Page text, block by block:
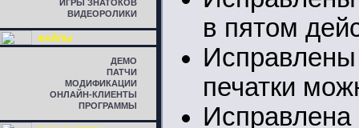
ИГРЫ ЗНАТОКОВ
ВИДЕОРОЛИКИ
ФАЙЛЫ
ДЕМО
ПАТЧИ
МОДИФИКАЦИИ
ОНЛАЙН-КЛИЕНТЫ
ПРОГРАММЫ
в пятом
печатки